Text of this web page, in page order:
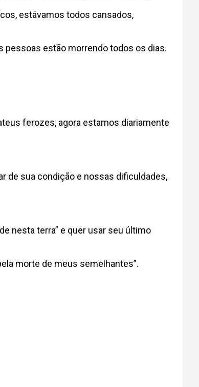
estávamos todos cansados,
pessoas estão morrendo todos os dias.
ferozes, agora estamos diariamente
de sua condição e nossas dificuldades,
nesta terra” e quer usar seu último
morte de meus semelhantes”.